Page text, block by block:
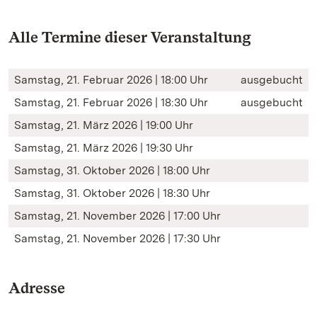
Alle Termine dieser Veranstaltung
Samstag, 21. Februar 2026 | 18:00 Uhr
ausgebucht
Samstag, 21. Februar 2026 | 18:30 Uhr
ausgebucht
Samstag, 21. März 2026 | 19:00 Uhr
Samstag, 21. März 2026 | 19:30 Uhr
Samstag, 31. Oktober 2026 | 18:00 Uhr
Samstag, 31. Oktober 2026 | 18:30 Uhr
Samstag, 21. November 2026 | 17:00 Uhr
Samstag, 21. November 2026 | 17:30 Uhr
Adresse